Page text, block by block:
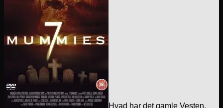
Hvad har det gamle Vesten,